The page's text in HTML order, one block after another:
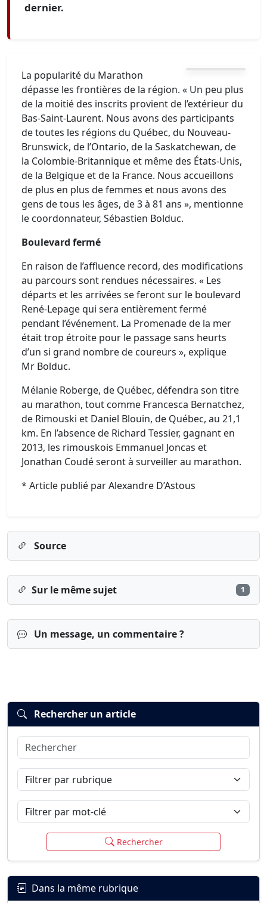
dernier.
La popularité du Marathon
dépasse les frontières de la région. « Un peu plus
de la moitié des inscrits provient de l’extérieur du
Bas-Saint-Laurent. Nous avons des participants
de toutes les régions du Québec, du Nouveau-
Brunswick, de l’Ontario, de la Saskatchewan, de
la Colombie-Britannique et même des États-Unis,
de la Belgique et de la France. Nous accueillons
de plus en plus de femmes et nous avons des
gens de tous les âges, de 3 à 81 ans », mentionne
le coordonnateur, Sébastien Bolduc.
Boulevard fermé
En raison de l’affluence record, des modifications
au parcours sont rendues nécessaires. « Les
départs et les arrivées se feront sur le boulevard
René-Lepage qui sera entièrement fermé
pendant l’événement. La Promenade de la mer
était trop étroite pour le passage sans heurts
d’un si grand nombre de coureurs », explique
Mr Bolduc.
Mélanie Roberge, de Québec, défendra son titre
au marathon, tout comme Francesca Bernatchez,
de Rimouski et Daniel Blouin, de Québec, au 21,1
km. En l’absence de Richard Tessier, gagnant en
2013, les rimouskois Emmanuel Joncas et
Jonathan Coudé seront à surveiller au marathon.
* Article publié par Alexandre D’Astous
Source
Sur le même sujet 1
Un message, un commentaire ?
Connexion
Rechercher un article
Rechercher
Filtrer par rubrique
Filtrer par mot-clé
Rechercher
Dans la même rubrique